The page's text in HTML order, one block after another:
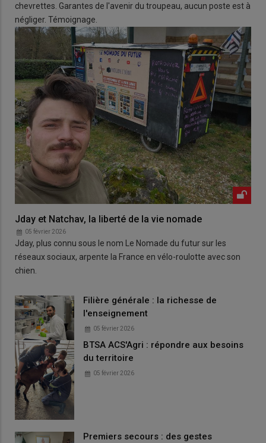
chevrettes. Garantes de l'avenir du troupeau, aucun poste est à
négliger. Témoignage.
Jday et Natchav, la liberté de la vie nomade
05 février 2026
Jday, plus connu sous le nom Le Nomade du futur sur les
réseaux sociaux, arpente la France en vélo-roulotte avec son
chien.
Filière générale : la richesse de
l'enseignement
05 février 2026
BTSA ACS'Agri : répondre aux besoins
du territoire
05 février 2026
Premiers secours : des gestes